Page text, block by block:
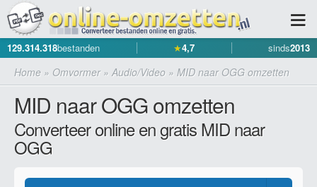
129.314.318bestanden ★4,7 sinds2013
Home » Omvormer» Audio/Video » MID naar OGG omzetten
MID naar OGG omzetten
Converteer online en gratis MID naar
OGG